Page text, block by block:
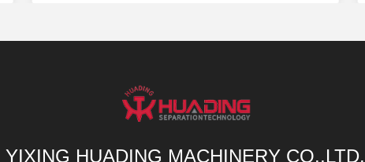
YIXING HUADING MACHINERY CO.,LTD.